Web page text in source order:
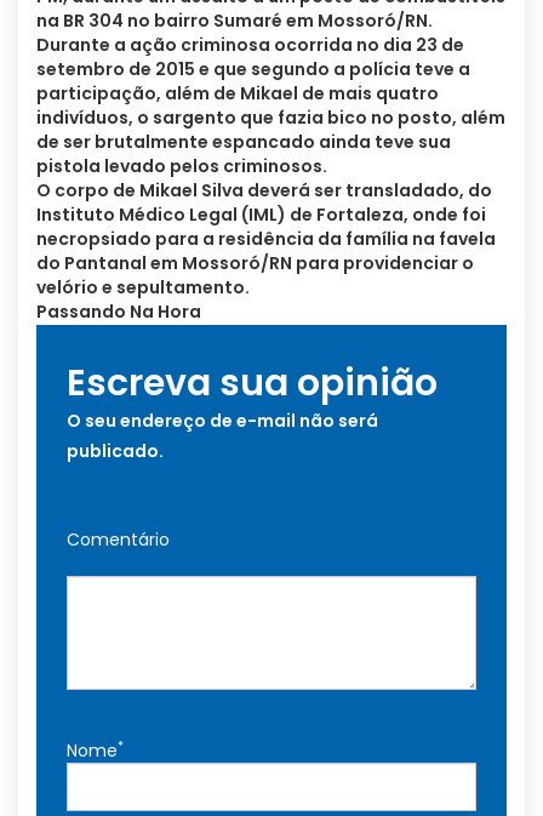
na BR 304 no bairro Sumaré em Mossoró/RN.
Durante a ação criminosa ocorrida no dia 23 de
setembro de 2015 e que segundo a polícia teve a
participação, além de Mikael de mais quatro
indivíduos, o sargento que fazia bico no posto, além
de ser brutalmente espancado ainda teve sua
pistola levado pelos criminosos.
O corpo de Mikael Silva deverá ser transladado, do
Instituto Médico Legal (IML) de Fortaleza, onde foi
necropsiado para a residência da família na favela
do Pantanal em Mossoró/RN para providenciar o
velório e sepultamento.
Passando Na Hora
Escreva sua opinião
O seu endereço de e-mail não será
publicado.
Comentário
Nome*